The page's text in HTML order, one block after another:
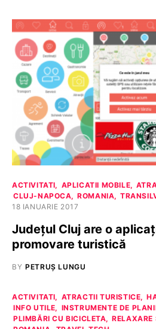
ACTIVITATI APLICATII MOBILE
CLUJ-NAPOCA
ROMANIA
18 IANUARIE 2017
Județul Cluj are o
promovare turistică
BY PETRUȘ LUNGU
ACTIVITATI ATRACTII TURISTICE
INFO UTILE
INSTRUMENTE DE
PLIMBĂRI CU BICICLETA
RELAXARE